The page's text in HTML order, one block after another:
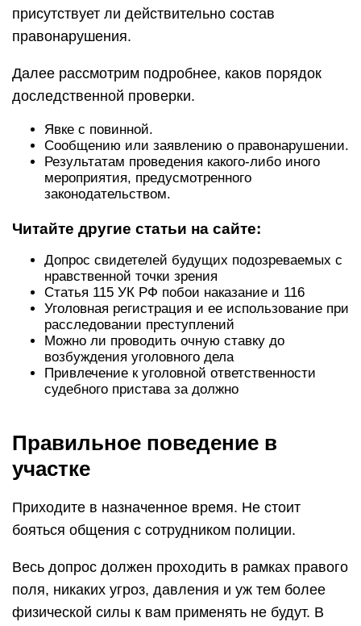
присутствует ли действительно состав
правонарушения.
Далее рассмотрим подробнее, каков порядок
доследственной проверки.
Явке с повинной.
Сообщению или заявлению о правонарушении.
Результатам проведения какого-либо иного
мероприятия, предусмотренного
законодательством.
Читайте другие статьи на сайте:
Допрос свидетелей будущих подозреваемых с
нравственной точки зрения
Статья 115 УК РФ побои наказание и 116
Уголовная регистрация и ее использование при
расследовании преступлений
Можно ли проводить очную ставку до
возбуждения уголовного дела
Привлечение к уголовной ответственности
судебного пристава за должно
Правильное поведение в
участке
Приходите в назначенное время. Не стоит
бояться общения с сотрудником полиции.
Весь допрос должен проходить в рамках правого
поля, никаких угроз, давления и уж тем более
физической силы к вам применять не будут. В